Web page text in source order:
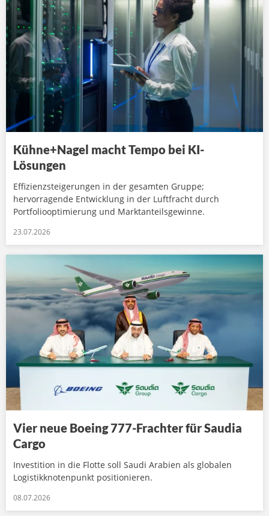
Kühne+Nagel macht Tempo bei KI-
Lösungen
Effizienzsteigerungen in der gesamten Gruppe;
hervorragende Entwicklung in der Luftfracht durch
Portfoliooptimierung und Marktanteilsgewinne.
23.07.2026
Vier neue Boeing 777-Frachter für Saudia
Cargo
Investition in die Flotte soll Saudi Arabien als globalen
Logistikknotenpunkt positionieren.
08.07.2026